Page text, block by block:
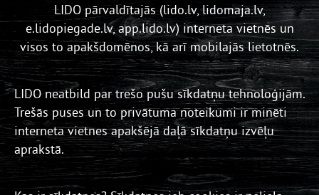
LIDO pārvaldītajās (lido.lv, lidomaja.lv,
e.lidopiegade.lv, app.lido.lv) interneta vietnēs un
visos to apakšdomēnos, kā arī mobilajās lietotnēs.
LIDO neatbild par trešo pušu sīkdatņu tehnoloģijām.
Trešās puses un to privātuma noteikumi ir minēti
interneta vietnes apakšējā daļā sīkdatņu izvēļu
aprakstā.